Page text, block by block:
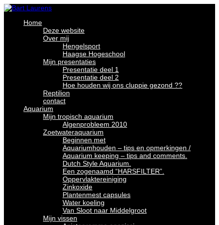
Home
Deze website
Over mij
Hengelsport
Haagse Hogeschool
Mijn presentaties
Presentatie deel 1
Presentatie deel 2
Hoe houden wij ons cluppie gezond ??
Reptilion
contact
Aquarium
Mijn tropisch aquarium
Algenprobleem 2010
Zoetwateraquarium
Beginnen met
Aquariumhouden – tips en opmerkingen /
Aquarium keeping – tips and comments.
Dutch Style Aquarium.
Een zogenaamd “HARSFILTER”.
Oppervlaktereiniging
Zinkoxide
Plantenmest capsules
Water koeling
Van Sloot naar Middelgroot
Mijn vissen